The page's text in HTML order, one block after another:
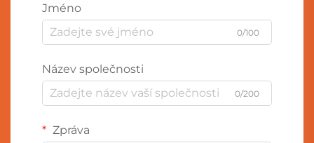
Jméno
0/100
Název společnosti
0/200
Zpráva